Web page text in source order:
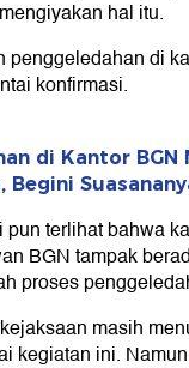
hal itu.
penggeledahan di
konfirmasi.
di Kantor BGN
Begini
terlihat bahwa
BGN tampak
proses
masih
kegiatan ini.